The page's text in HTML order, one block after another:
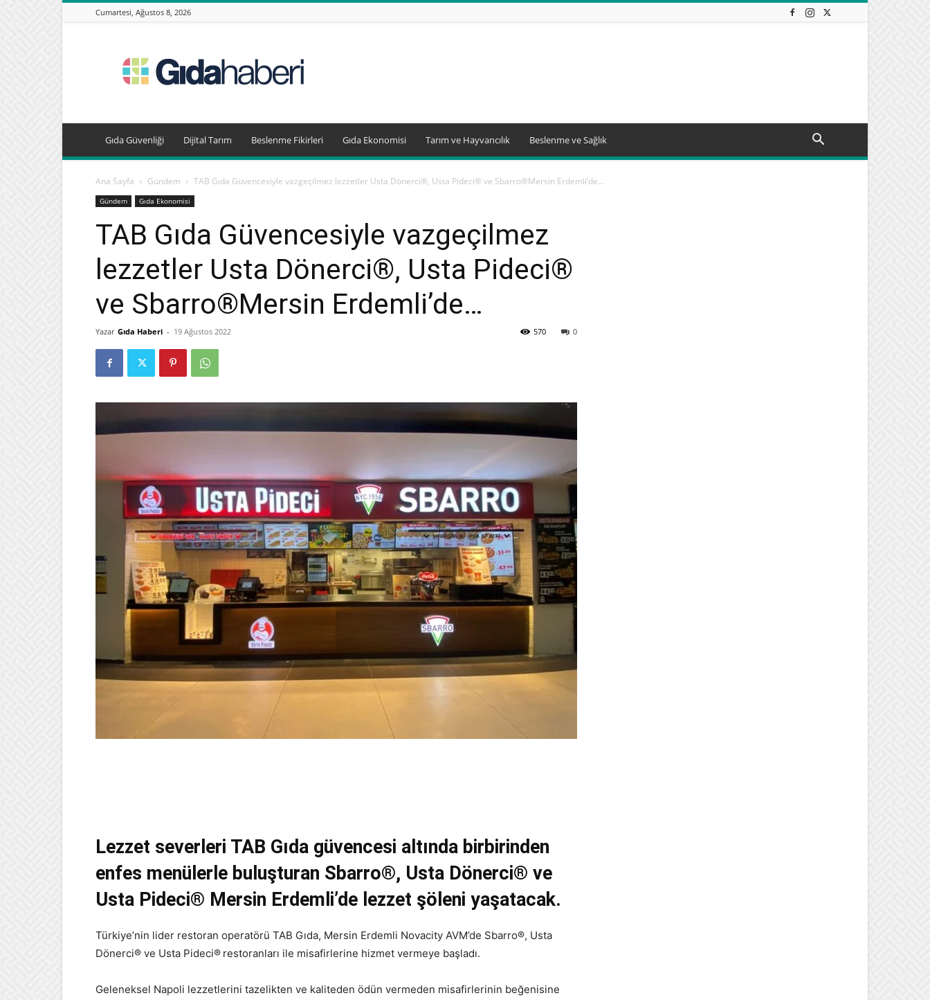
Cumartesi, Ağustos 8, 2026
Haberleri,
Beslenme
Gıda Güvenliği Dijital Tarım Beslenme Fikirleri Gıda Ekonomisi Tarım ve Hayvancılık Beslenme ve Sağlık
Ana Sayfa Gündem TAB Gıda Güvencesiyle vazgeçilmez lezzetler Usta Dönerci®, Usta Pideci® ve Sbarro®Mersin Erdemli’de…
Gündem Gıda Ekonomisi
TAB Gıda Güvencesiyle vazgeçilmez
lezzetler Usta Dönerci®, Usta Pideci®
ve Sbarro®Mersin Erdemli’de…
Yazar Gıda Haberi - 19 Ağustos 2022 0
570
Lezzet severleri TAB Gıda güvencesi altında birbirinden
enfes menülerle buluşturan Sbarro®, Usta Dönerci® ve
Usta Pideci® Mersin Erdemli’de lezzet şöleni yaşatacak.
Türkiye’nin lider restoran operatörü TAB Gıda, Mersin Erdemli Novacity AVM’de Sbarro®, Usta
Dönerci® ve Usta Pideci® restoranları ile misafirlerine hizmet vermeye başladı.
Geleneksel Napoli lezzetlerini tazelikten ve kaliteden ödün vermeden misafirlerinin beğenisine